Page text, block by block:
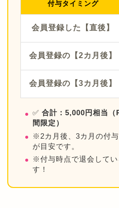
付与タイミング
会員登録した【直後】
会員登録の【2カ月後】
会員登録の【3カ月後】
✅ 合計：5,000円相当（
間限定）
※2カ月後、3カ月の付与
が目安です。
※付与時点で退会してい
す！